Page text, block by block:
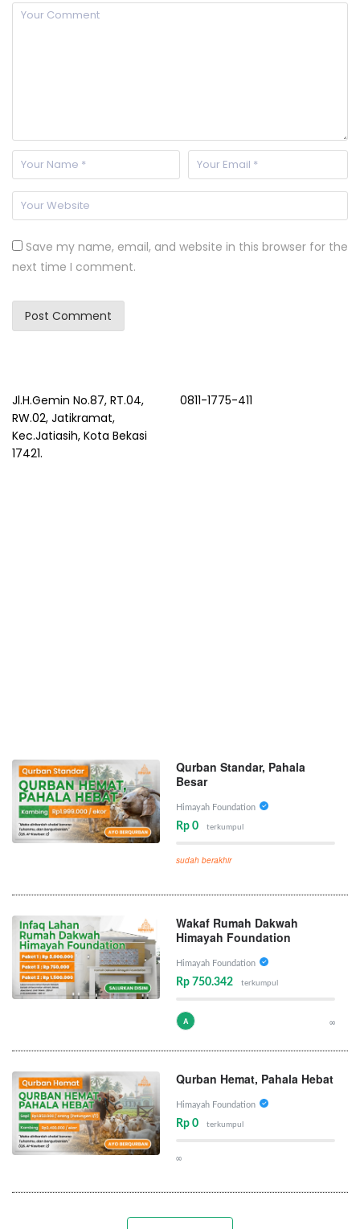
Save my name, email, and website in this browser for the
next time I comment.
Jl.H.Gemin No.87, RT.04,
RW.02, Jatikramat,
Kec.Jatiasih, Kota Bekasi
17421.
0811-1775-411
Qurban Standar, Pahala
Besar
Himayah Foundation
Rp 0 terkumpul
sudah berakhir
Wakaf Rumah Dakwah
Himayah Foundation
Himayah Foundation
Rp 750.342 terkumpul
A ∞
Qurban Hemat, Pahala Hebat
Himayah Foundation
Rp 0 terkumpul
∞